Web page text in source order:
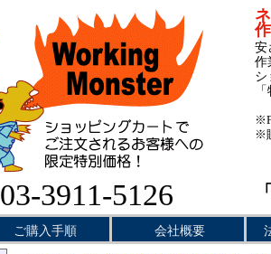
03-3911-5126
安
作
シ
※
ご購入手順 会社概要